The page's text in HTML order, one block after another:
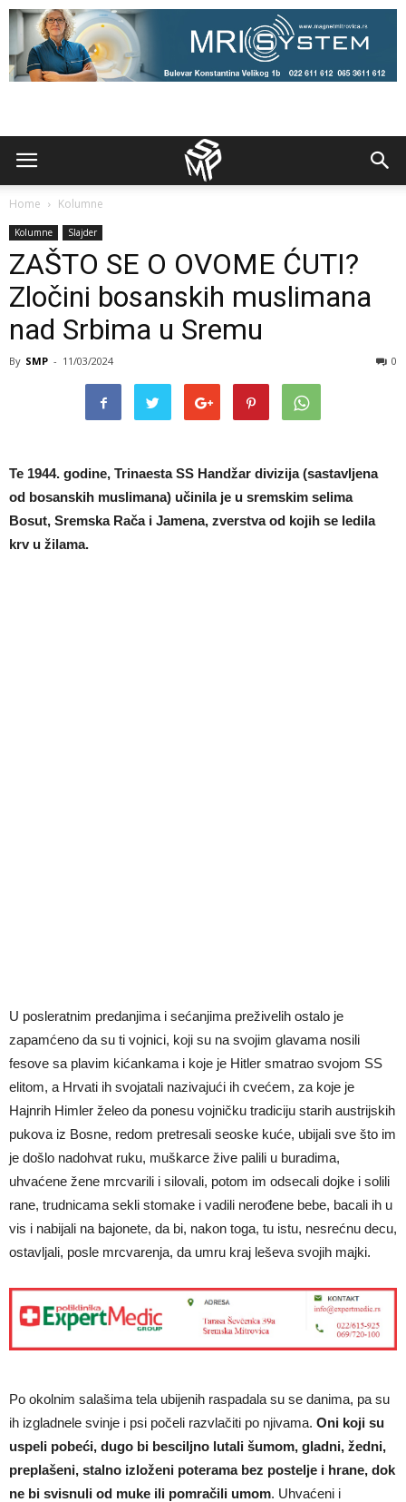
Home Kolumne
Kolumne Slajder
ZAŠTO SE O OVOME ĆUTI?
Zločini bosanskih muslimana
nad Srbima u Sremu
By SMP - 11/03/2024 0
Te 1944. godine, Trinaesta SS Handžar divizija (sastavljena
od bosanskih muslimana) učinila je u sremskim selima
Bosut, Sremska Rača i Jamena, zverstva od kojih se ledila
krv u žilama.
U posleratnim predanjima i sećanjima preživelih ostalo je
zapamćeno da su ti vojnici, koji su na svojim glavama nosili
fesove sa plavim kićankama i koje je Hitler smatrao svojom SS
elitom, a Hrvati ih svojatali nazivajući ih cvećem, za koje je
Hajnrih Himler želeo da ponesu vojničku tradiciju starih austrijskih
pukova iz Bosne, redom pretresali seoske kuće, ubijali sve što im
je došlo nadohvat ruku, muškarce žive palili u buradima,
uhvaćene žene mrcvarili i silovali, potom im odsecali dojke i solili
rane, trudnicama sekli stomake i vadili nerođene bebe, bacali ih u
vis i nabijali na bajonete, da bi, nakon toga, tu istu, nesrećnu decu,
ostavljali, posle mrcvarenja, da umru kraj leševa svojih majki.
Po okolnim salašima tela ubijenih raspadala su se danima, pa su
ih izgladnele svinje i psi počeli razvlačiti po njivama. Oni koji su
uspeli pobeći, dugo bi besciljno lutali šumom, gladni, žedni,
preplašeni, stalno izloženi poterama bez postelje i hrane, dok
ne bi svisnuli od muke ili pomračili umom. Uhvaćeni i